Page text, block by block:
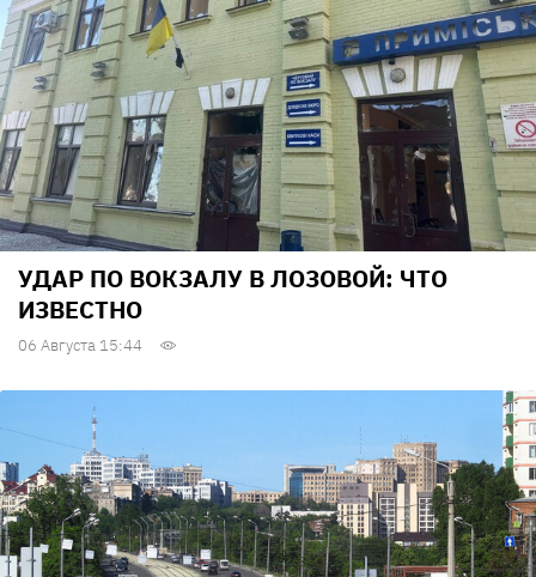
УДАР ПО ВОКЗАЛУ В ЛОЗОВОЙ: ЧТО
ИЗВЕСТНО
06 Августа 15:44